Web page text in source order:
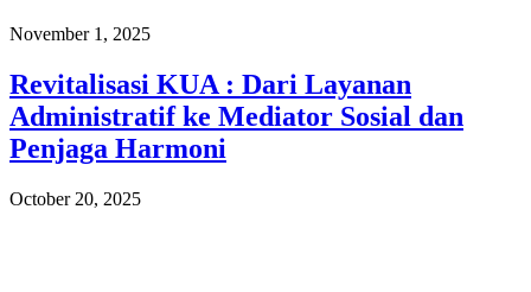
November 1, 2025
Revitalisasi KUA : Dari Layanan
Administratif ke Mediator Sosial dan
Penjaga Harmoni
October 20, 2025